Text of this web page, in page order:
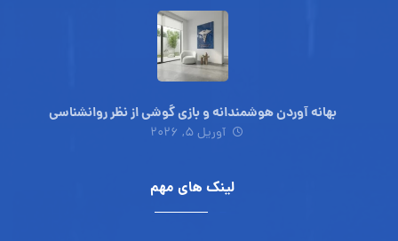
بهانه آوردن هوشمندانه و بازی گوشی از نظر روانشناسی
آوریل ۵, ۲۰۲۶
لینک های مهم